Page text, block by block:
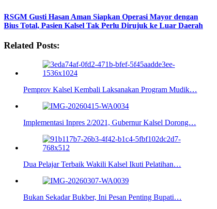
RSGM Gusti Hasan Aman Siapkan Operasi Mayor dengan
Bius Total, Pasien Kalsel Tak Perlu Dirujuk ke Luar Daerah
Related Posts:
Pemprov Kalsel Kembali Laksanakan Program Mudik…
Implementasi Inpres 2/2021, Gubernur Kalsel Dorong…
Dua Pelajar Terbaik Wakili Kalsel Ikuti Pelatihan…
Bukan Sekadar Bukber, Ini Pesan Penting Bupati…